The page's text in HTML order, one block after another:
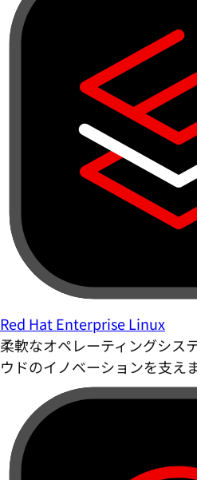
Red Hat Enterprise Linux
柔軟なオペレーティングシス
ウドのイノベーションを支えま